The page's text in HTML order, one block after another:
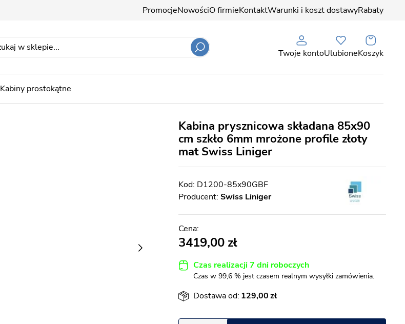
PromocjeNowościO firmieKontaktWarunki i koszt dostawyRabaty
Twoje kontoUlubioneKoszyk
Kabiny prostokątne
Kabina prysznicowa składana 85x90
cm szkło 6mm mrożone profile złoty
mat Swiss Liniger
D1200-85x90GBF
Producent: Swiss Liniger
3419,00
Czas realizacji 7 dni roboczych
Czas w 99,6 % jest czasem realnym wysyłki zamówienia.
Dostawa od: 129,00